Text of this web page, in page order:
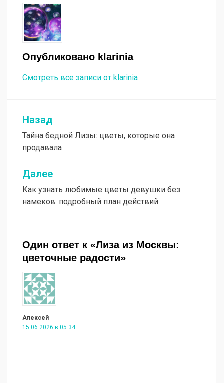
Опубликовано klarinia
Смотреть все записи от klarinia
Навигация
по
записям
Назад
Тайна бедной Лизы: цветы, которые она
продавала
Далее
Как узнать любимые цветы девушки без
намеков: подробный план действий
Один ответ к «Лиза из Москвы:
цветочные радости»
Алексей
15.06.2026 в 05:34